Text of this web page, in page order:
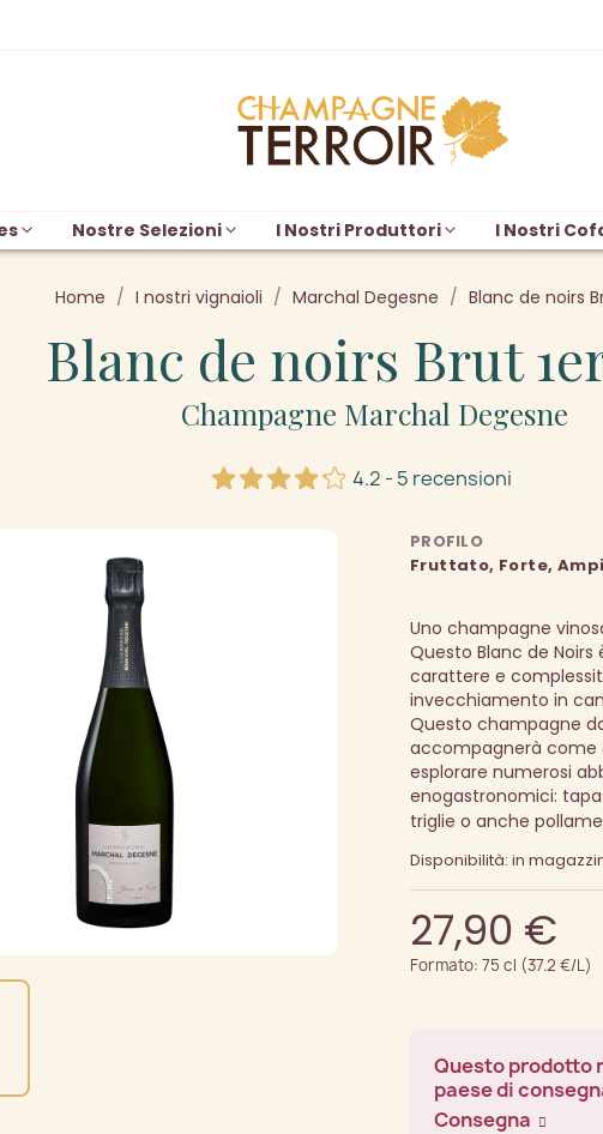
Nostre Selezioni I Nostri Produttori I Nostri
Home I nostri vignaioli Marchal Degesne Blanc de noirs
Blanc de noirs Brut
Champagne Marchal Degesne
4.2 - 5 recensioni
PROFILO
Fruttato, Forte,
Uno champagne
Questo Blanc de
carattere e
invecchiamento in
Questo champagne
accompagnerà come
esplorare numerosi
enogastronomici:
triglie o anche
Disponibilità: in
27,90 €
Formato: 75 cl (37.2 €/L)
Questo prodotto
paese di
Consegna